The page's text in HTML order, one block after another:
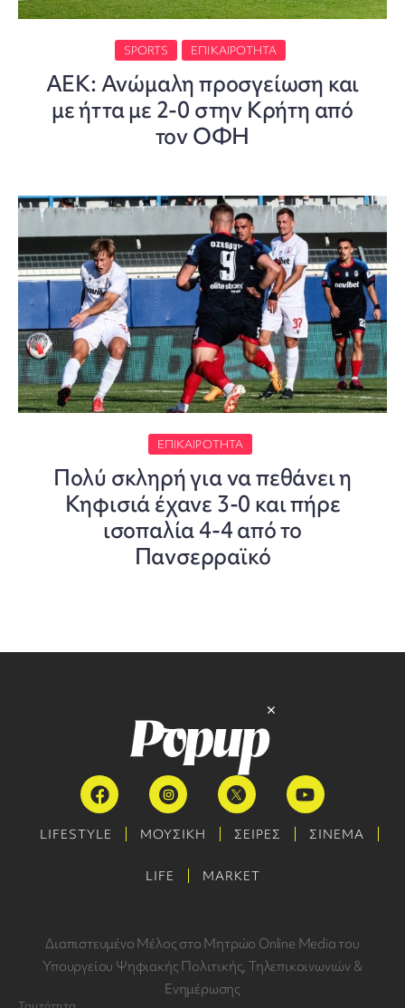
SPORTS ΕΠΙΚΑΙΡΌΤΗΤΑ
ΑΕΚ: Ανώμαλη προσγείωση και
με ήττα με 2-0 στην Κρήτη από
τον ΟΦΗ
ΕΠΙΚΑΙΡΌΤΗΤΑ
Πολύ σκληρή για να πεθάνει η
Κηφισιά έχανε 3-0 και πήρε
ισοπαλία 4-4 από το
Πανσερραϊκό
LIFESTYLE ΜΟΥΣΙΚΗ ΣΕΙΡΕΣ ΣΙΝΕΜΑ
LIFE MARKET
Διαπιστευμένο Μέλος στο Μητρώο Online Media του
Υπουργείου Ψηφιακής Πολιτικής, Τηλεπικοινωνιών &
Ενημέρωσης